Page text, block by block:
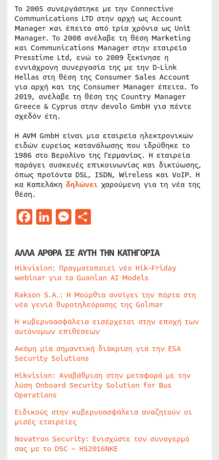
Το 2005 συνεργάστηκε με την Connective
Communications LTD στην αρχή ως Account
Manager και έπειτα από τρία χρόνια ως Unit
Manager. Το 2008 ανέλαβε τη θέση Marketing
και Communications Manager στην εταιρεία
Presstime Ltd, ενώ το 2009 ξεκίνησε η
εννιάχρονη συνεργασία της με την D-Link
Hellas στη θέση της Consumer Sales Account
για αρχή και της Consumer Manager έπειτα. Το
2019, ανέλαβε τη θέση της Country Manager
Greece & Cyprus στην devolo GmbH για πέντε
σχεδόν έτη.
Η AVM GmbH είναι μια εταιρεία ηλεκτρονικών
ειδών ευρείας κατανάλωσης που ιδρύθηκε το
1986 στο Βερολίνο της Γερμανίας. Η εταιρεία
παράγει συσκευές επικοινωνίας και δικτύωσης,
όπως προϊόντα DSL, ISDN, Wireless και VoIP. Η
κα Καπελάκη δηλώνει χαρούμενη για τη νέα της
θέση.
Facebook
LinkedIn
Messenger
ΑΛΛΑ ΑΡΘΡΑ ΣΕ ΑΥΤΗ ΤΗΝ ΚΑΤΗΓΟΡΙΑ
Hikvision: Πραγματοποιεί νέο Hik-Friday
webinar για τα Guanlan AI Models
Rakson S.A.: Η Μούρθια ανοίγει την πόρτα στη
νέα γενιά θυροτηλεόρασης της Golmar
Η κυβερνοασφάλεια εισέρχεται στην εποχή των
αυτόνομων επιθέσεων
Ακόμη μία σημαντική διάκριση για την ESA
Security Solutions
Hikvision: Αναβάθμιση στην μεταφορά με την
λύση Onboard Security Solution for Bus
Operations
Ειδικούς στην κυβερνοασφάλεια αναζητούν οι
μισές εταιρείες
Novatron Security: Ενισχύστε τον συναγερμό
σας με το DSC – HS2016NKE